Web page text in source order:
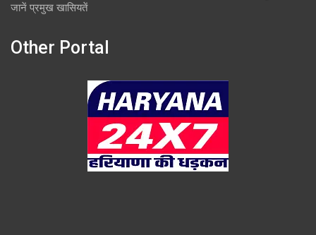
जानें प्रमुख खासियतें
Other Portal